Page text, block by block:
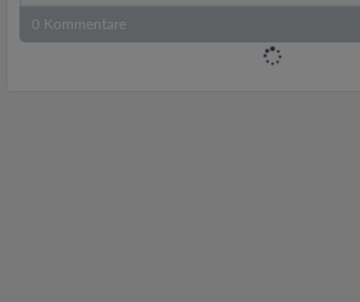
0 Kommentare